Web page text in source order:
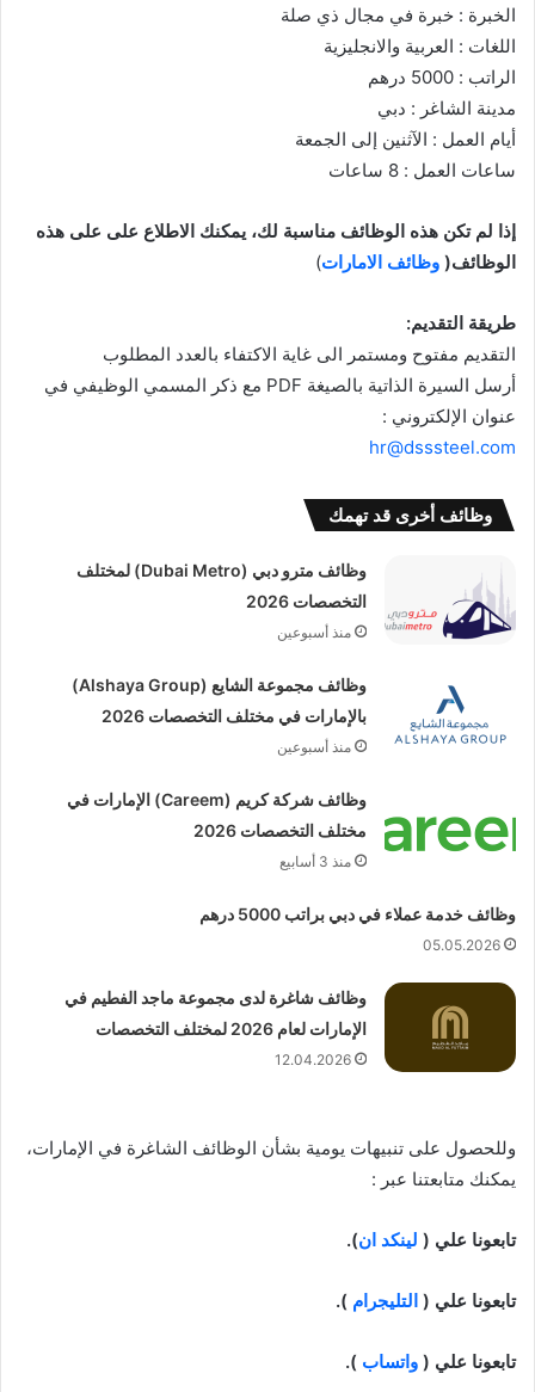
الخبرة : خبرة في مجال ذي صلة
اللغات : العربية والانجليزية
الراتب : 5000 درهم
مدينة الشاغر : دبي
أيام العمل : الآثنين إلى الجمعة
ساعات العمل : 8 ساعات
إذا لم تكن هذه الوظائف مناسبة لك، يمكنك الاطلاع على على هذه
الوظائف( وظائف الامارات)
طريقة التقديم:
التقديم مفتوح ومستمر الى غاية الاكتفاء بالعدد المطلوب
أرسل السيرة الذاتية بالصيغة PDF مع ذكر المسمي الوظيفي في
عنوان الإلكتروني :
hr@dsssteel.com
وظائف أخرى قد تهمك
وظائف مترو دبي (Dubai Metro) لمختلف
التخصصات 2026
منذ أسبوعين
وظائف مجموعة الشايع (Alshaya Group)
بالإمارات في مختلف التخصصات 2026
منذ أسبوعين
وظائف شركة كريم (Careem) الإمارات في
مختلف التخصصات 2026
منذ 3 أسابيع
وظائف خدمة عملاء في دبي براتب 5000 درهم
05.05.2026
وظائف شاغرة لدى مجموعة ماجد الفطيم في
الإمارات لعام 2026 لمختلف التخصصات
12.04.2026
وللحصول على تنبيهات يومية بشأن الوظائف الشاغرة في الإمارات،
يمكنك متابعتنا عبر :
تابعونا علي ( لينكد ان).
تابعونا علي ( التليجرام ).
تابعونا علي ( واتساب ).